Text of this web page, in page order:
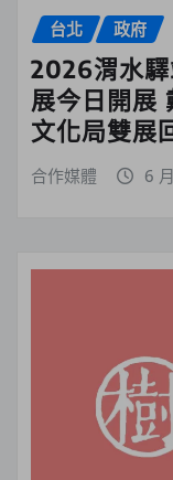
台北 政府
2026渭水
展今日開展
文化局雙展
合作媒體 6